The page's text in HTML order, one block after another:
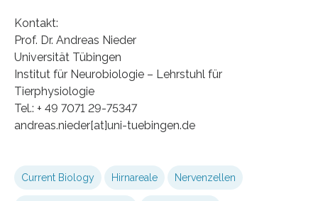
Kontakt:
Prof. Dr. Andreas Nieder
Universität Tübingen
Institut für Neurobiologie – Lehrstuhl für
Tierphysiologie
Tel.: + 49 7071 29-75347
andreas.nieder[at]uni-tuebingen.de
Current Biology Hirnareale Nervenzellen